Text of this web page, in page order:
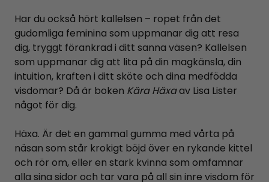
Har du också hört kallelsen – ropet från det
gudomliga feminina som uppmanar dig att resa
dig, tryggt förankrad i ditt sanna väsen? Kallelsen
som uppmanar dig att lita på din magkänsla, din
intuition, kraften i ditt sköte och dina medfödda
visdomar? Då är boken Kära Häxaav Lisa Lister
något för dig.
Häxa. Är det en gammal gumma med vårta på
näsan som står krokigt böjd över en rykande kittel
och rör om, eller en stark kvinna som omfamnar
alla sina sidor och tar vara på all sin inre visdom för